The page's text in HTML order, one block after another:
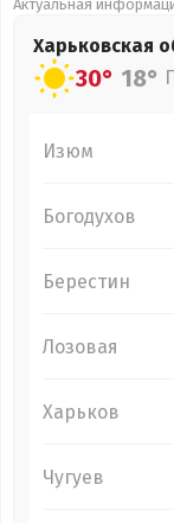
Актуальная
Харьковская
30° 18°
Изюм
Богодухов
Берестин
Лозовая
Харьков
Чугуев